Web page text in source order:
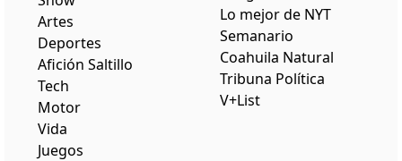
Artes
Deportes
Afición Saltillo
Tech
Motor
Vida
Juegos
Lo mejor de NYT
Semanario
Coahuila Natural
Tribuna Política
V+List